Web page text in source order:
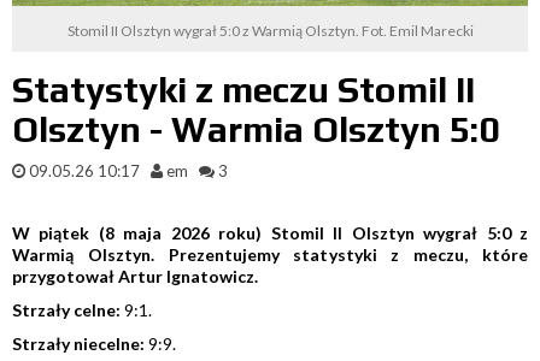
Stomil II Olsztyn wygrał 5:0 z Warmią Olsztyn. Fot. Emil Marecki
Statystyki z meczu Stomil II
Olsztyn - Warmia Olsztyn 5:0
09.05.26 10:17 em 3
W piątek (8 maja 2026 roku) Stomil II Olsztyn wygrał 5:0 z
Warmią Olsztyn. Prezentujemy statystyki z meczu, które
przygotował Artur Ignatowicz.
Strzały celne: 9:1.
Strzały niecelne: 9:9.